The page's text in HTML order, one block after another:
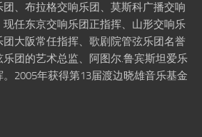
、布拉格交响乐团、莫斯科广播交响
任东京交响乐团正指挥、山形交响乐
大阪常任指挥、歌剧院管弦乐团名誉
团的艺术总监、阿图尔.鲁宾斯坦爱乐
2005年获得第13届渡边晓雄音乐基金